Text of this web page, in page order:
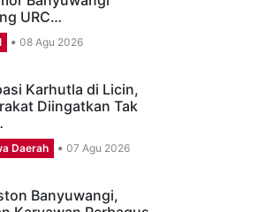
Sindikat
Banyuwangi
08 Agu 2026
Karhutla di Licin,
Diingatkan Tak
Daerah 07 Agu 2026